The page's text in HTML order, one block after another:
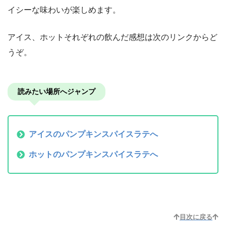
イシーな味わいが楽しめます。
アイス、ホットそれぞれの飲んだ感想は次のリンクからど
うぞ。
読みたい場所へジャンプ
アイスのパンプキンスパイスラテへ
ホットのパンプキンスパイスラテへ
目次に戻る